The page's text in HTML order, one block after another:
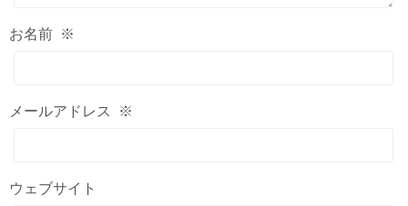
お名前 ※
メールアドレス ※
ウェブサイト